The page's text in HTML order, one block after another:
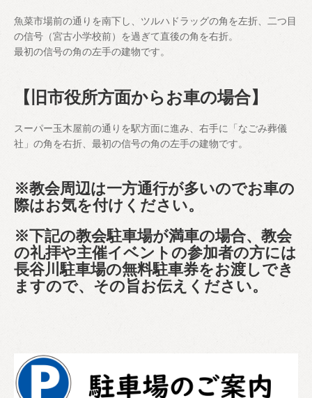
魚菜市場前の通りを南下し、ツルハドラッグの角を左折、二つ目
の信号（宮古小学校前）を過ぎて直後の角を右折。
最初の信号の角の左手の建物です。
【旧市役所方面からお車の場合】
スーパー玉木屋前の通りを駅方面に進み、右手に「なごみ葬儀
社」の角を右折、最初の信号の角の左手の建物です。
※教会周辺は一方通行が多いのでお車の
際はお気を付けください。
※下記の教会駐車場が満車の場合、教会
の礼拝や主催イベントの参加者の方には
長谷川駐車場の無料駐車券をお渡しでき
ますので、その旨お伝えください。